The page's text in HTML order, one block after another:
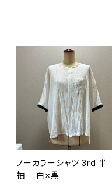
ノーカラーシャツ 3rd 半
袖 白×黒